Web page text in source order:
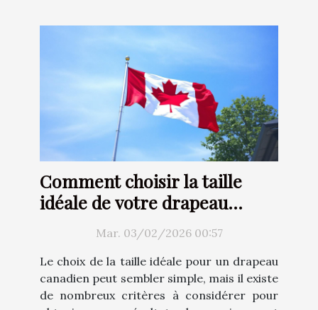
Comment choisir la taille
idéale de votre drapeau
Mar. 03/02/2026 00:57
Le choix de la taille idéale pour un drapeau
canadien peut sembler simple, mais il existe
de nombreux critères à considérer pour